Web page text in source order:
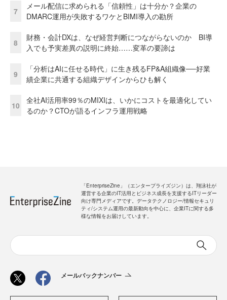
7
メール配信に求められる「信頼性」は十分か？企業の
DMARC運用が失敗するワケとBIMI導入の勘所
8
財務・会計DXは、なぜ経営判断につながらないのか BI導
入でも予実差異の説明に終始……変革の要諦は
9
「分析はAIに任せる時代」に生き残るFP&A組織像──好業
績企業に共通する組織デザインからひも解く
10
全社AI活用率99％のMIXIは、いかにコストを最適化してい
るのか？CTOが語るインフラ運用戦略
「EnterpriseZine」（エンタープライズジン）は、翔泳社が
運営する企業のIT活用とビジネス成長を支援するITリーダー
向け専門メディアです。データテクノロジー/情報セキュリ
ティ/システム運用の最新動向を中心に、企業ITに関する多
様な情報をお届けしています。
メールバックナンバー